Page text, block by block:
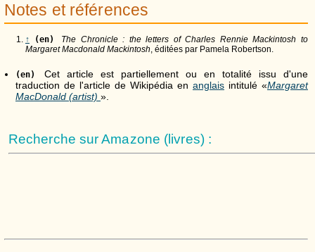
Notes et références
↑ (en) The Chronicle : the letters of Charles Rennie Mackintosh to
Margaret Macdonald Mackintosh, éditées par Pamela Robertson.
(en) Cet article est partiellement ou en totalité issu d'une
traduction de l'article de Wikipédia en anglais intitulé «Margaret
MacDonald (artist) ».
Recherche sur Amazone (livres) :